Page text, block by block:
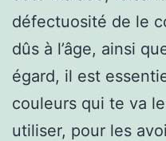
défectuosité de le
dûs à l’âge, ainsi
égard, il est
couleurs qui te va
utiliser, pour les